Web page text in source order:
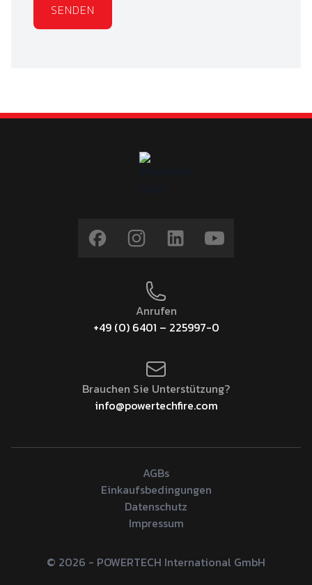
Anrufen
+49 (0) 6401 – 225997-0
Brauchen Sie Unterstützung?
info@powertechfire.com
© 2026 - POWERTECH International GmbH
AGBs
Einkaufsbedingungen
Datenschutz
Impressum